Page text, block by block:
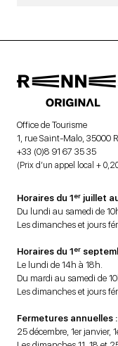
Office de Tourisme
1, rue Saint-Malo, 35000
+33 (0)8 91 67 35 35
(Prix d’un appel local +
Horaires du 1er juillet
Du lundi au samedi de
Les dimanches et jours
Horaires du 1er
Le lundi de 14h à 18h.
Du mardi au samedi de
Les dimanches et jours
Fermetures annuelles :
25 décembre, 1er janvier,